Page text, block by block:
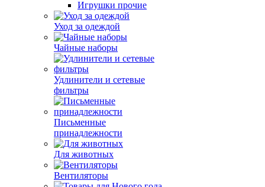
Игрушки прочие
Уход за одеждой
Чайные наборы
Удлинители и сетевые
фильтры
Письменные
принадлежности
Для животных
Вентиляторы